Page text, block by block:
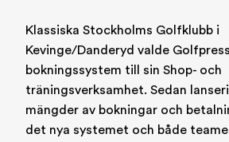
Klassiska Stockholms Golfklubb i
Kevinge/Danderyd valde
bokningssystem till sin Shop- och
träningsverksamhet. Sedan
mängder av bokningar och
det nya systemet och både